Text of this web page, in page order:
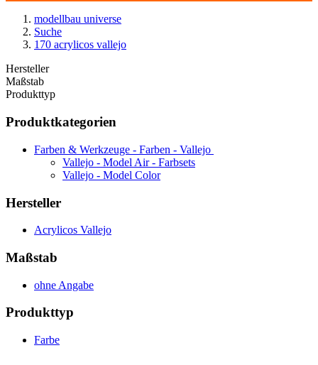
modellbau universe
Suche
170 acrylicos vallejo
Hersteller
Maßstab
Produkttyp
Produktkategorien
Farben & Werkzeuge - Farben - Vallejo
Vallejo - Model Air - Farbsets
Vallejo - Model Color
Hersteller
Acrylicos Vallejo
Maßstab
ohne Angabe
Produkttyp
Farbe